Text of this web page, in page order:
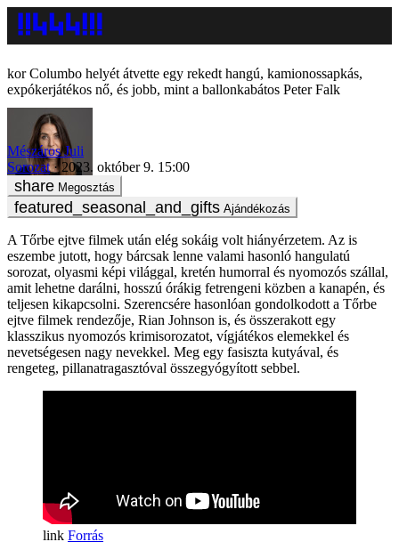
Columbo helyét átvette egy rekedt hangú, kamionossapkás,
expókerjátékos nő, és jobb, mint a ballonkabátos Peter Falk
Mészáros Juli
Sorozat
2023. október 9. 15:00
Megosztás
Ajándékozás
A Tőrbe ejtve filmek után elég sokáig volt hiányérzetem. Az is
eszembe jutott, hogy bárcsak lenne valami hasonló hangulatú
sorozat, olyasmi képi világgal, kretén humorral és nyomozós szállal,
amit lehetne darálni, hosszú órákig fetrengeni közben a kanapén, és
teljesen kikapcsolni. Szerencsére hasonlóan gondolkodott a Tőrbe
ejtve filmek rendezője, Rian Johnson is, és összerakott egy
klasszikus nyomozós krimisorozatot, vígjátékos elemekkel és
nevetségesen nagy nevekkel. Meg egy fasiszta kutyával, és
rengeteg, pillanatragasztóval összegyógyított sebbel.
Forrás